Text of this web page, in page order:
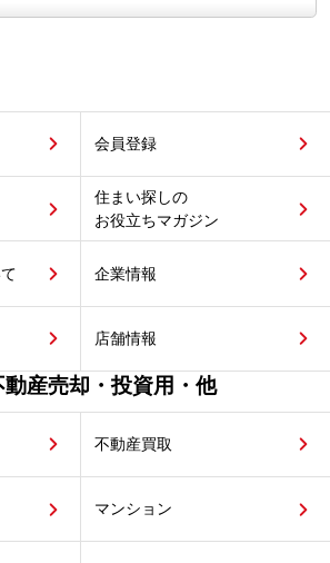
会員登録
住まい探しの
お役立ちマガジン
企業情報
店舗情報
産売却・投資用・他
不動産買取
マンション